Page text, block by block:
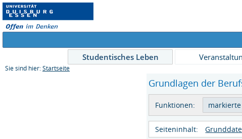
Studentisches Leben
Sie sind hier: Startseite
Grundlagen der
Funktionen:
Seiteninhalt: